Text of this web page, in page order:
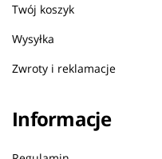
Twój koszyk
Wysyłka
Zwroty i reklamacje
Informacje